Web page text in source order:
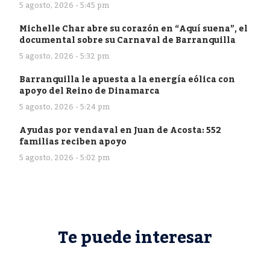
5 agosto, 2026 - 5:45 pm
Michelle Char abre su corazón en “Aquí suena”, el
documental sobre su Carnaval de Barranquilla
5 agosto, 2026 - 5:32 pm
Barranquilla le apuesta a la energía eólica con
apoyo del Reino de Dinamarca
5 agosto, 2026 - 5:24 pm
Ayudas por vendaval en Juan de Acosta: 552
familias reciben apoyo
5 agosto, 2026 - 5:02 pm
Te puede interesar